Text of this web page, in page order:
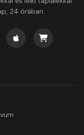
24 órában.